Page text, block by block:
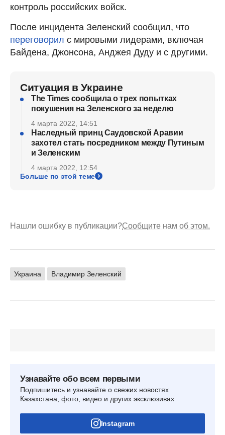
контроль российских войск.
После инцидента Зеленский сообщил, что
переговорил с мировыми лидерами, включая
Байдена, Джонсона, Анджея Дуду и с другими.
Ситуация в Украине
The Times сообщила о трех попытках
покушения на Зеленского за неделю
4 марта 2022, 14:51
Наследный принц Саудовской Аравии
захотел стать посредником между Путиным
и Зеленским
4 марта 2022, 12:54
Больше по этой теме
Нашли ошибку в публикации?Сообщите нам об этом.
Украина Владимир Зеленский
Узнавайте обо всем первыми
Подпишитесь и узнавайте о свежих новостях
Казахстана, фото, видео и других эксклюзивах
Instagram